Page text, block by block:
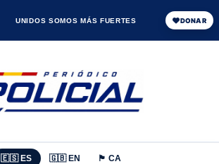
UNIDOS SOMOS MÁS FUERTES DONAR
🇪🇸 ES 🇬🇧 EN 🏴 CA